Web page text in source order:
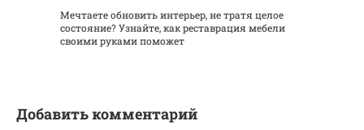
Мечтаете обновить интерьер, не тратя целое
состояние? Узнайте, как реставрация мебели
своими руками поможет
Добавить комментарий